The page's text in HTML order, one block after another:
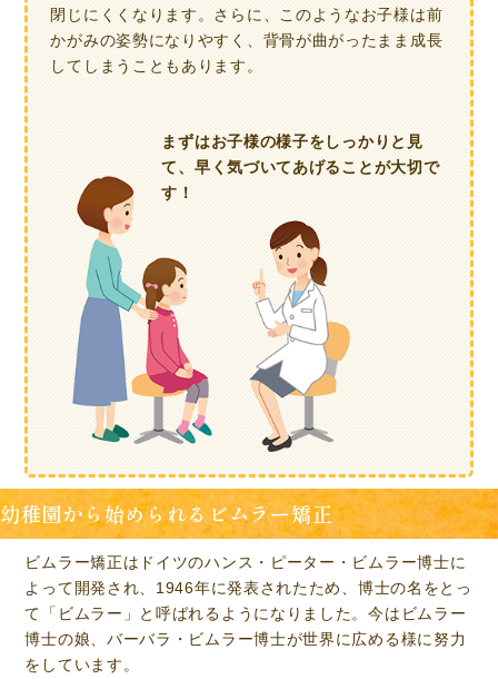
閉じにくくなります。さらに、このようなお子様は前
かがみの姿勢になりやすく、背骨が曲がったまま成長
してしまうこともあります。
まずはお子様の様子をしっかりと見
て、早く気づいてあげることが大切で
す！
幼稚園から始められるビムラー矯正
ビムラー矯正はドイツのハンス・ピーター・ビムラー博士に
よって開発され、1946年に発表されたため、博士の名をとっ
て「ビムラー」と呼ばれるようになりました。今はビムラー
博士の娘、バーバラ・ビムラー博士が世界に広める様に努力
をしています。